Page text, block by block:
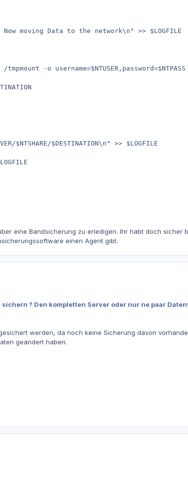
moving Data to the network\n" >> $LOGFILE
/tmpmount -o username=$NTUSER,password=$NTPASS
$NTSHARE/$DESTINATION\n" >> $LOGFILE
eine Bandsicherung zu erledigen. Ihr habt doch sicher
einen Agent gibt.
? Den kompletten Server oder nur ne paar
werden, da noch keine Sicherung davon
geändert haben.